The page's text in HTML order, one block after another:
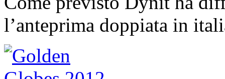
l’anteprima doppiata in